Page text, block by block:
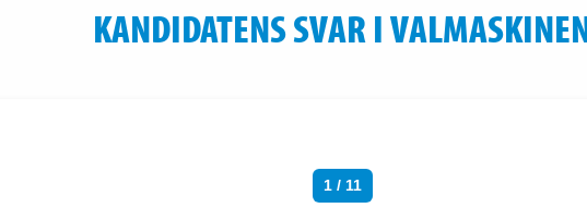
KANDIDATENS SVAR I
1 / 11